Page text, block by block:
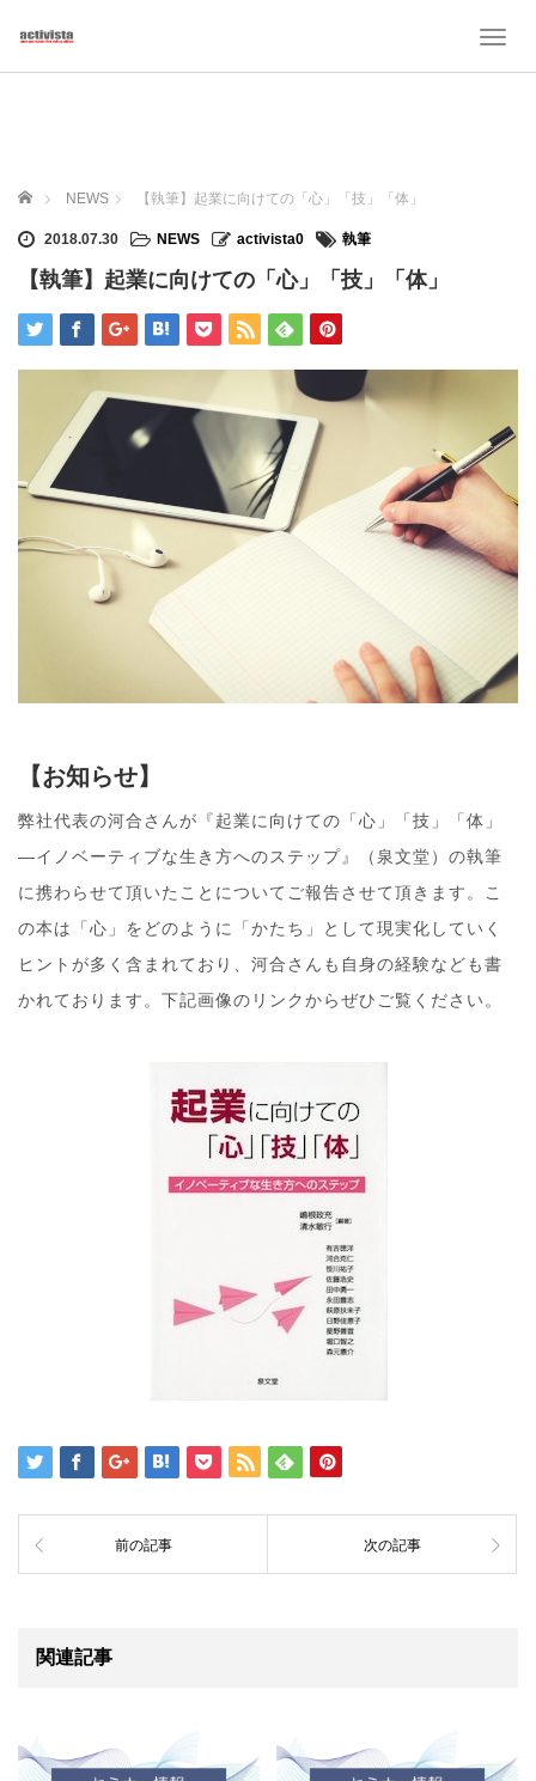
T
o
ホーム NEWS 【執筆】起業に向けての「心」「技」「体」
2018.07.30 NEWS activista0 執筆
【執筆】起業に向けての「心」「技」「体」
【お知らせ】
弊社代表の河合さんが『起業に向けての「心」「技」「体」
―イノベーティブな生き方へのステップ』（泉文堂）の執筆
に携わらせて頂いたことについてご報告させて頂きます。こ
の本は「心」をどのように「かたち」として現実化していく
ヒントが多く含まれており、河合さんも自身の経験なども書
かれております。下記画像のリンクからぜひご覧ください。
前の記事 次の記事
関連記事